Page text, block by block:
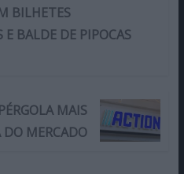
BILHETES
E BALDE DE PIPOCAS
MAIS
DO MERCADO